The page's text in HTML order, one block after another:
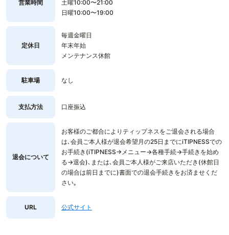
営業時間
土曜10:00〜21:00
日曜10:00〜19:00
定休日
毎週金曜日
年末年始
メンテナンス休館
駐車場 なし
支払方法 口座振込
退会について
お客様のご都合によりティップネスをご退会される場合
は､会員ご本人様が退会希望月の25日までにiTIPNESSでの
お手続き(iTIPNESS→メニュー→各種手続→手続きを始め
る→退会)､または､会員ご本人様がご来店いただき(休館日
の場合は前日までに)書面での退会手続きをお済ませくだ
さい｡
URL 公式サイト